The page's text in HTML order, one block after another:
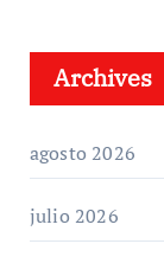
Archives
agosto 2026
julio 2026